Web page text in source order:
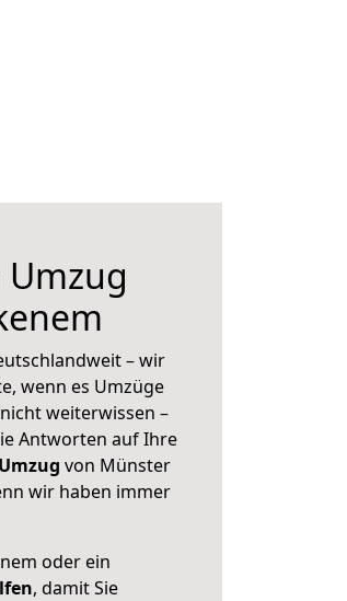
– wir
wenn es Umzüge
weiterwissen –
Antworten auf Ihre
von Münster
wir haben immer
oder ein
, damit Sie